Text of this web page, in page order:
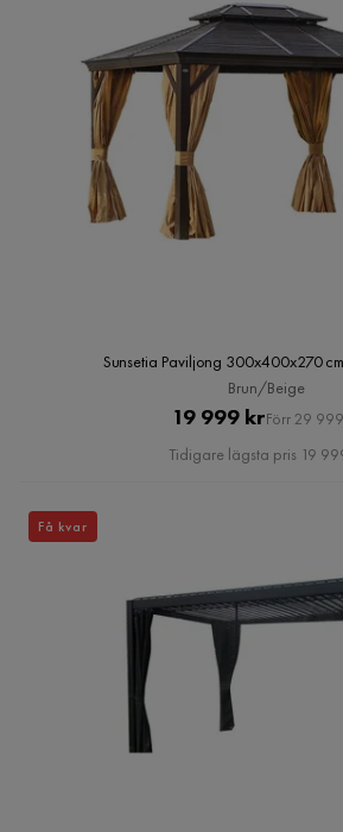
Sunsetia Paviljong 300x400x270
Brun/Beige
Pris
19 999 krOriginal
Pris
Förr 29
Tidigare lägsta pris 19
Få kvar